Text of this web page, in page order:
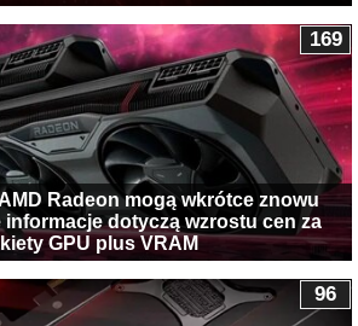
Radeon mogą wkrótce znowu
informacje dotyczą wzrostu cen za
GPU plus VRAM
169
96